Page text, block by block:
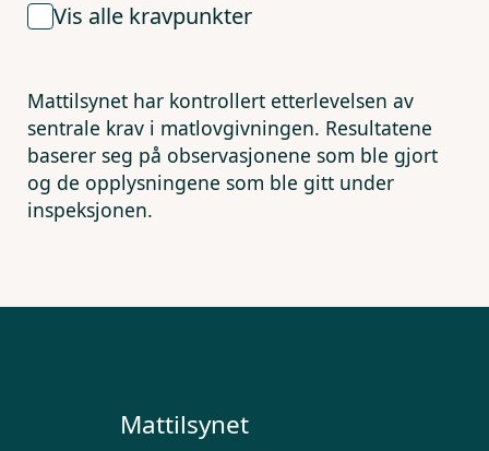
Vis alle kravpunkter
Mattilsynet har kontrollert etterlevelsen av
sentrale krav i matlovgivningen. Resultatene
baserer seg på observasjonene som ble gjort
og de opplysningene som ble gitt under
inspeksjonen.
Mattilsynet